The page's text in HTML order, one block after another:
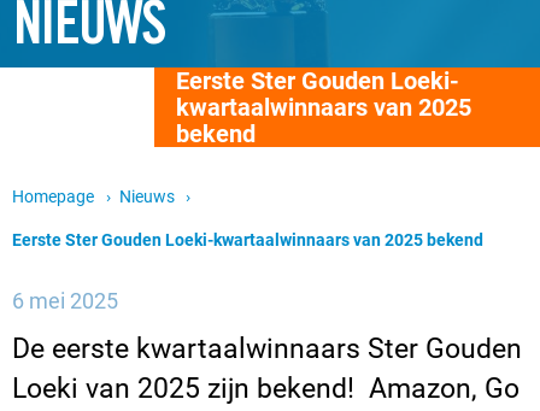
NIEUWS
Eerste Ster Gouden Loeki-
kwartaalwinnaars van 2025
bekend
Homepage Nieuws
Huidige pagina:
Eerste Ster Gouden Loeki-kwartaalwinnaars van 2025 bekend
6 mei 2025
De eerste kwartaalwinnaars Ster Gouden
Loeki van 2025 zijn bekend! Amazon, Go